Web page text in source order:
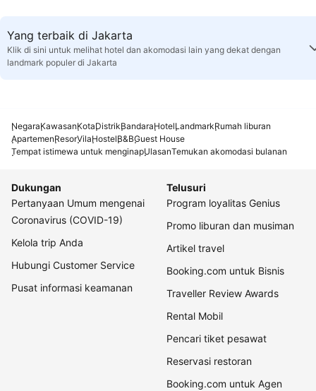
Yang terbaik di Jakarta
Klik di sini untuk melihat hotel dan akomodasi lain yang dekat dengan
landmark populer di Jakarta
NegaraKawasanKotaDistrikBandaraHotelLandmarkRumah liburan
ApartemenResorVilaHostelB&BGuest House
Tempat istimewa untuk menginapUlasanTemukan akomodasi bulanan
Dukungan
Pertanyaan Umum mengenai
Coronavirus (COVID-19)
Kelola trip Anda
Hubungi Customer Service
Pusat informasi keamanan
Telusuri
Program loyalitas Genius
Promo liburan dan musiman
Artikel travel
Booking.com untuk Bisnis
Traveller Review Awards
Rental Mobil
Pencari tiket pesawat
Reservasi restoran
Booking.com untuk Agen